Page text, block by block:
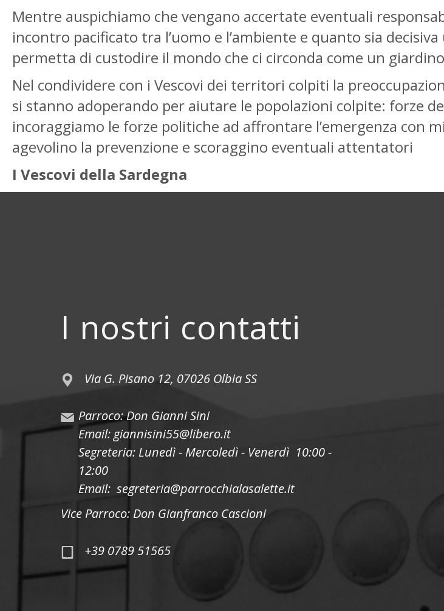
Mentre auspichiamo che vengano accertate eventuali
incontro pacificato tra l’uomo e l’ambiente e quanto sia
permetta di custodire il mondo che ci circonda come un
Nel condividere con i Vescovi dei territori colpiti la
si stanno adoperando per aiutare le popolazioni colpite: forze
incoraggiamo le forze politiche ad affrontare l’emergenza con
agevolino la prevenzione e scoraggino eventuali attentatori
I Vescovi della Sardegna
I nostri contatti
Via G. Pisano 12, 07026 Olbia SS
Parroco: Don Gianni Sini
Email: giannisini55@libero.it
Segreteria: Lunedì - Mercoledì - Venerdì 10:00 -
12:00
Email: segreteria@parrocchialasalette.it
Vice Parroco: Don Gianfranco Cascioni
+39 0789 51565